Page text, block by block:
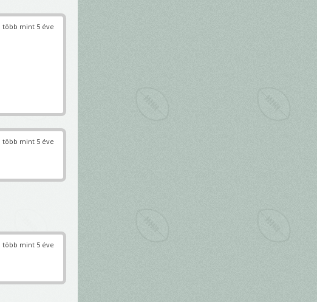
több mint 5 éve
több mint 5 éve
több mint 5 éve